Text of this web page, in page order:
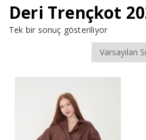
Deri Trençkot
Tek bir sonuç gösteriliyor